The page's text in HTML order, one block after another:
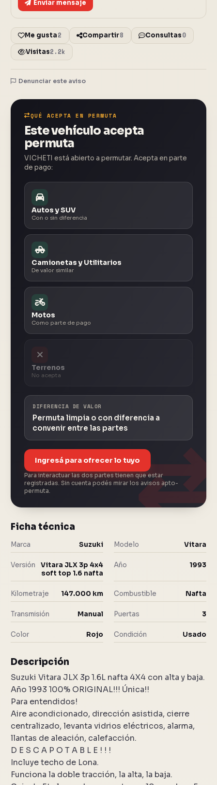
Enviar mensaje
Me gusta2 Compartir8 Consultas0
Visitas2.2k
Denunciar este aviso
QUÉ ACEPTA EN PERMUTA
Este vehículo acepta
permuta
VICHETI está abierto a permutar. Acepta en parte
de pago:
Autos y SUV
Con o sin diferencia
Camionetas y Utilitarios
De valor similar
Motos
Como parte de pago
Terrenos
No acepta
DIFERENCIA DE VALOR
Permuta limpia o con diferencia a
convenir entre las partes
Ingresá para ofrecer lo tuyo
Para interactuar las dos partes tienen que estar
registradas. Sin cuenta podés mirar los avisos apto-
permuta.
Ficha técnica
Marca Suzuki Modelo Vitara
Versión
Vitara JLX 3p 4x4
soft top 1.6 nafta
Año 1993
Kilometraje 147.000 km Combustible Nafta
Transmisión Manual Puertas 3
Color Rojo Condición Usado
Descripción
Suzuki Vitara JLX 3p 1.6L nafta 4X4 con alta y baja.
Año 1993 100% ORIGINAL!!! Única!!
Para entendidos!
Aire acondicionado, dirección asistida, cierre
centralizado, levanta vidrios eléctricos, alarma,
llantas de aleación, calefacción.
D E S C A P O T A B L E ! ! !
Incluye techo de Lona.
Funciona la doble tracción, la alta, la baja.